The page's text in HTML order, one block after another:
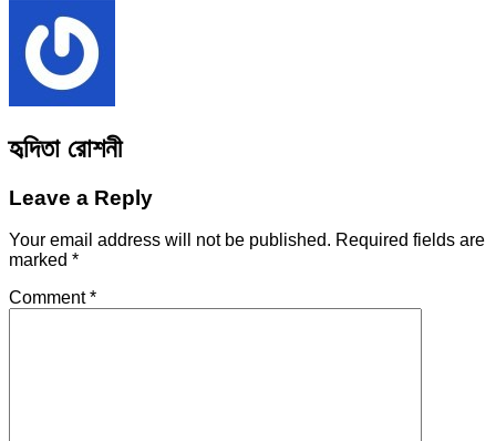
হৃদিতা রোশনী
Leave a Reply
Your email address will not be published. Required fields are
marked *
Comment*